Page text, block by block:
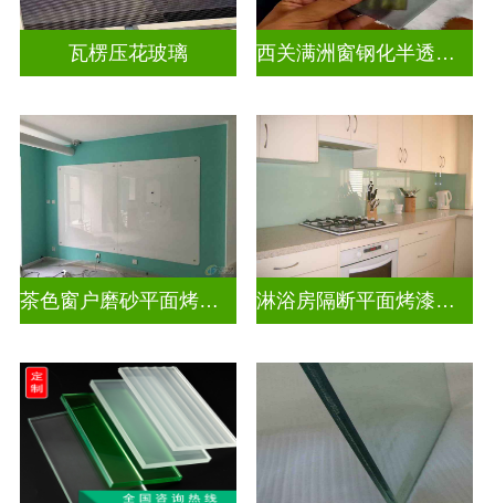
瓦楞压花玻璃 西关满洲窗钢化半透明压花玻璃
茶色窗户磨砂平面烤漆玻璃 淋浴房隔断平面烤漆玻璃